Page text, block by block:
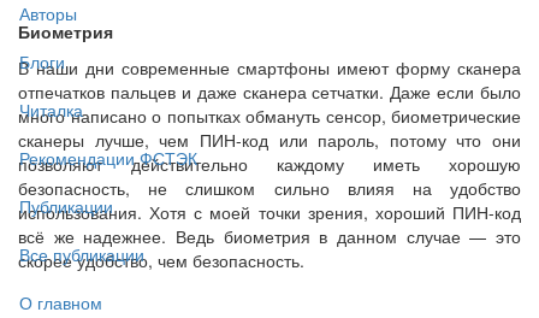
Авторы
Блоги
Читалка
Рекомендации ФСТЭК
Публикации
Все публикации
О главном
Биометрия
В наши дни современные смартфоны имеют форму сканера
отпечатков пальцев и даже сканера сетчатки. Даже если было
много написано о попытках обмануть сенсор, биометрические
сканеры лучше, чем ПИН-код или пароль, потому что они
позволяют действительно каждому иметь хорошую
безопасность, не слишком сильно влияя на удобство
использования. Хотя с моей точки зрения, хороший ПИН-код
всё же надежнее. Ведь биометрия в данном случае — это
скорее удобство, чем безопасность.